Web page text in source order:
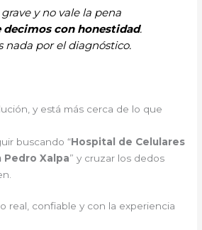
y no vale la pena
decimos con honestidad.
nada por el diagnóstico.
y está más cerca de lo que
buscando “Hospital de Celulares
Pedro Xalpa” y cruzar los dedos
real, confiable y con la experiencia